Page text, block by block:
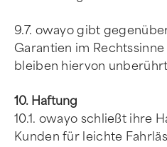
9.7. owayo gibt
Garantien im
bleiben hiervon
10. Haftung
10.1. owayo schließt ihre
Kunden für leichte